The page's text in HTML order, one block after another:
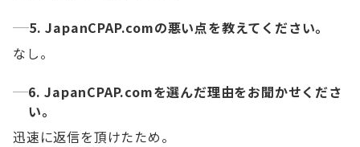
5. JapanCPAP.comの悪い点を教えてください。
なし。
6. JapanCPAP.comを選んだ理由をお聞かせくださ
い。
迅速に返信を頂けたため。